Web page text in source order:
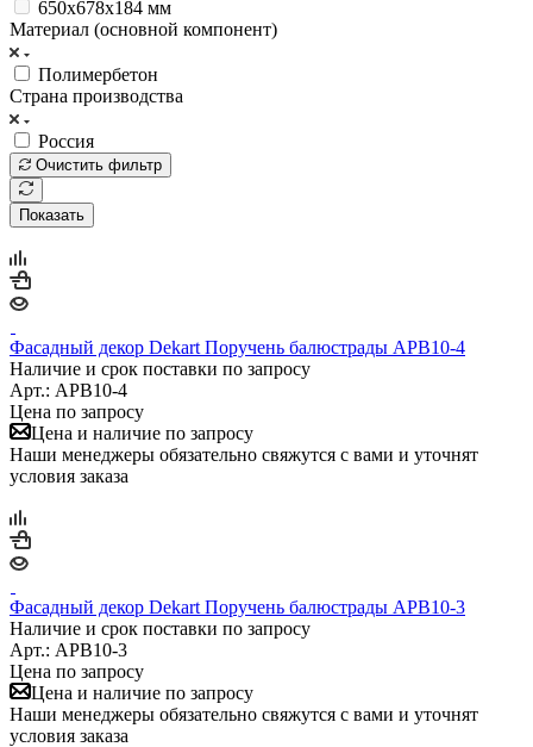
650х678х184 мм
Материал (основной компонент)
Полимербетон
Страна производства
Россия
Очистить фильтр
Показать
Фасадный декор Dekart Поручень балюстрады APB10-4
Наличие и срок поставки по запросу
Арт.: APB10-4
Цена по запросу
Цена и наличие по запросу
Наши менеджеры обязательно свяжутся с вами и уточнят
условия заказа
Фасадный декор Dekart Поручень балюстрады APB10-3
Наличие и срок поставки по запросу
Арт.: APB10-3
Цена по запросу
Цена и наличие по запросу
Наши менеджеры обязательно свяжутся с вами и уточнят
условия заказа